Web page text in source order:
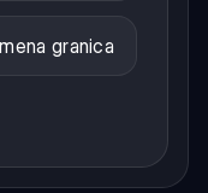
granica